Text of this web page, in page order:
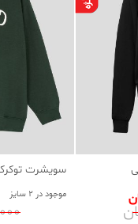
سویشرت
موجود در 2 سایز